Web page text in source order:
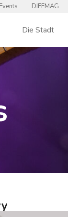
Events DIFFMAG
Die Stadt